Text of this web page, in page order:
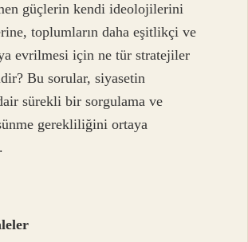
güçlerin kendi ideolojilerini
toplumların daha eşitlikçi ve
evrilmesi için ne tür stratejiler
Bu sorular, siyasetin
sürekli bir sorgulama ve
gerekliliğini ortaya